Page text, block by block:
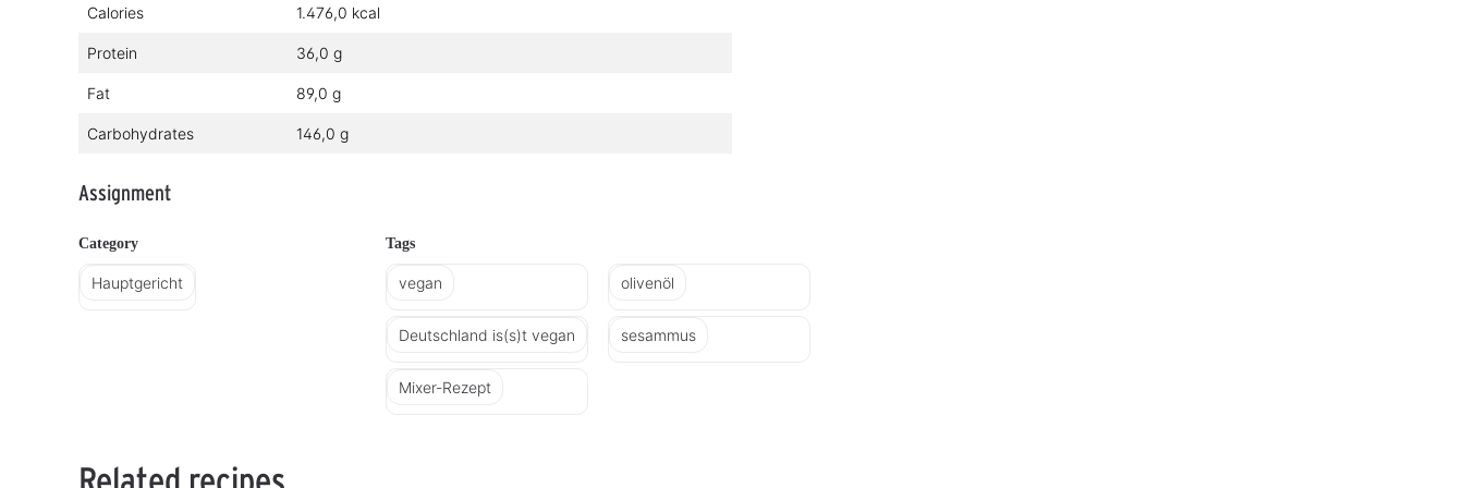
Calories 1.476,0 kcal
Protein 36,0 g
Fat 89,0 g
Carbohydrates 146,0 g
Assignment
Category
Hauptgericht
Tags
vegan olivenöl
Deutschland is(s)t vegan sesammus
Mixer-Rezept